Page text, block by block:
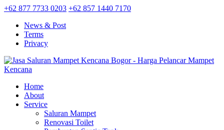
+62 877 7733 0203 +62 857 1440 7170
News & Post
Terms
Privacy
Home
About
Service
Saluran Mampet
Renovasi Toilet